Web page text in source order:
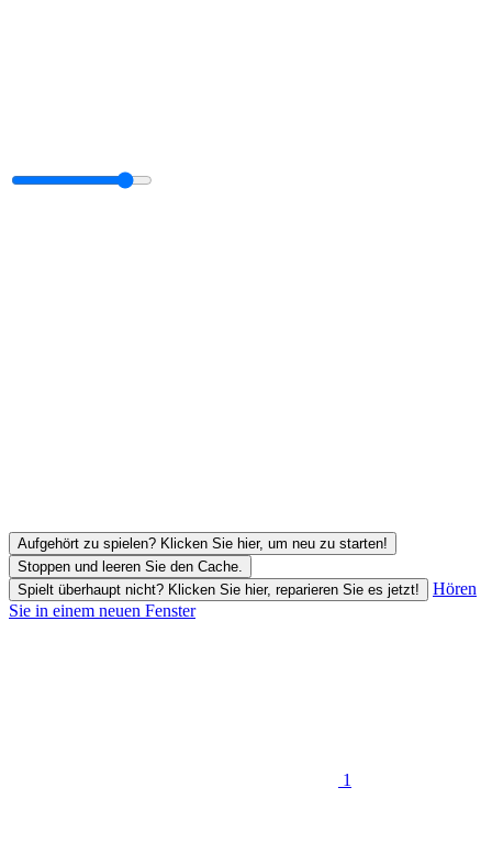
Aufgehört zu spielen? Klicken Sie hier, um neu zu starten!
Stoppen und leeren Sie den Cache.
Spielt überhaupt nicht? Klicken Sie hier, reparieren Sie es jetzt!
Hören
Sie in einem neuen Fenster
1